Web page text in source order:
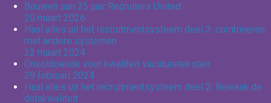
Bouwen aan 25 jaar Recruiters United
20 maart 2026
Haal alles uit het recruitmentsysteem deel 3: combineren
met andere systemen
22 maart 2024
Onvoldoende voor kwaliteit vacatureteksten
29 februari 2024
Haal alles uit het recruitmentsysteem deel 2: Bewaak de
datakwaliteit